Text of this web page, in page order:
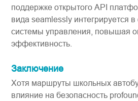
поддержке открытого API
вида​​ seamlessly интегрируется
системы управления, повышая
эффективность.
Заключение
Хотя маршруты школьных
влияние на безопасность